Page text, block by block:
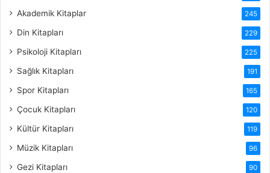
Akademik Kitaplar 245
Din Kitapları 229
Psikoloji Kitapları 225
Sağlık Kitapları 191
Spor Kitapları 165
Çocuk Kitapları 120
Kültür Kitapları 119
Müzik Kitapları 96
Gezi Kitapları 90